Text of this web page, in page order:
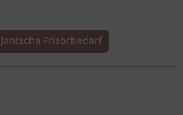
Jantscha Frisörbedarf